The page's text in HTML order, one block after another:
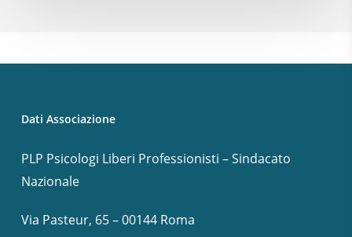
Dati Associazione
PLP Psicologi Liberi Professionisti – Sindacato
Nazionale
Via Pasteur, 65 – 00144 Roma